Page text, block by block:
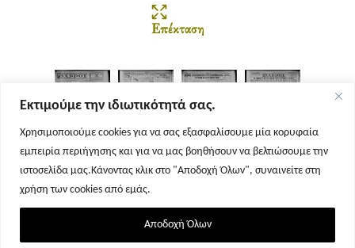
Εκτιμούμε την ιδιωτικότητά σας.
Χρησιμοποιούμε cookies για να σας εξασφαλίσουμε μία κορυφαία
εμπειρία περιήγησης και για να μας βοηθήσουν να βελτιώσουμε την
ιστοσελίδα μας.Κάνοντας κλικ στο "Αποδοχή Όλων", συναινείτε στη
χρήση των cookies από εμάς.
Αποδοχή Όλων
Επέκταση
Σελίδα 1 Σελίδα 2 Σελίδα 3 Σελίδα 4